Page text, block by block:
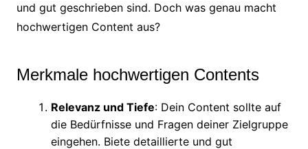
und gut geschrieben sind. Doch was genau macht
hochwertigen Content aus?
Merkmale hochwertigen Contents
Relevanz und Tiefe: Dein Content sollte auf
die Bedürfnisse und Fragen deiner Zielgruppe
eingehen. Biete detaillierte und gut